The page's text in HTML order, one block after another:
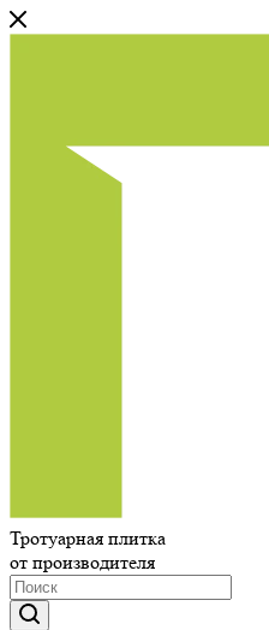
Тротуарная плитка
от производителя